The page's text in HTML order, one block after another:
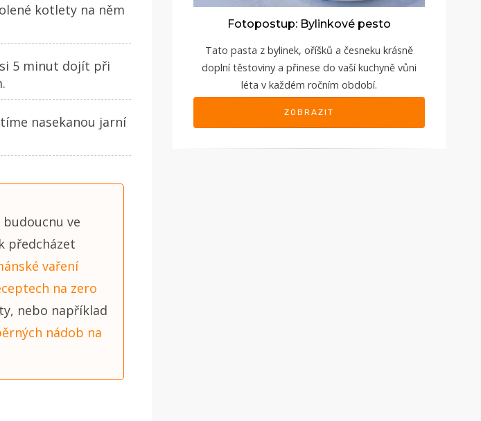
kotlety na něm
5 minut dojít při
nasekanou jarní
ve
předcházet
vaření
na zero
nebo například
nádob na
Fotopostup: Bylinkové pesto
Tato pasta z bylinek, oříšků a česneku krásně
doplní těstoviny a přinese do vaší kuchyně vůni
léta v každém ročním období.
ZOBRAZIT